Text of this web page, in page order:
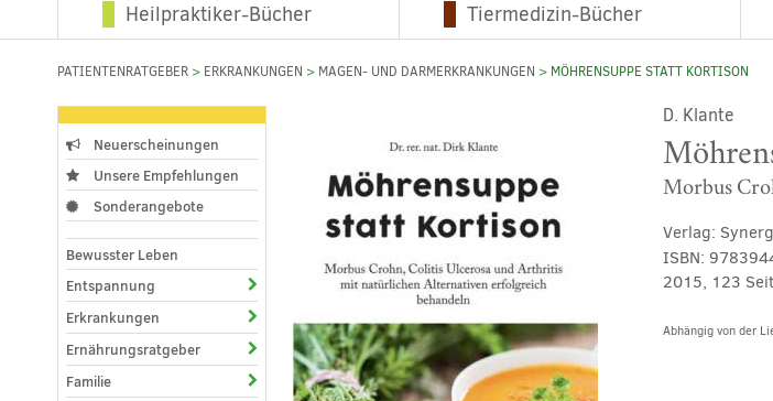
Heilpraktiker-Bücher
Tiermedizin-Bücher
PATIENTENRATGEBER > ERKRANKUNGEN > MAGEN- UND DARMERKRANKUNGEN > MÖHRENSUPPE STATT KORTISON
D. Klante
Morbus
Verlag:
ISBN:
2015, 123
Abhängig von der
Neuerscheinungen
Unsere Empfehlungen
Sonderangebote
Bewusster Leben
Entspannung
Erkrankungen
Ernährungsratgeber
Familie